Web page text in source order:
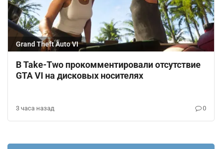
Grand Theft Auto VI
В Take-Two прокомментировали отсутствие
GTA VI на дисковых носителях
3 часа назад 0